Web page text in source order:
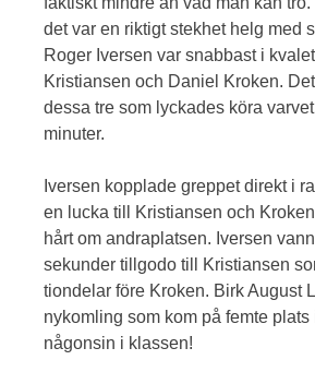
det var en riktigt stekhet helg med
Roger Iversen var snabbast i
Kristiansen och Daniel Kroken.
dessa tre som lyckades köra
minuter.
Iversen kopplade greppet direkt i
en lucka till Kristiansen och
hårt om andraplatsen. Iversen
sekunder tillgodo till Kristiansen
tiondelar före Kroken. Birk August
nykomling som kom på femte plats
någonsin i klassen!